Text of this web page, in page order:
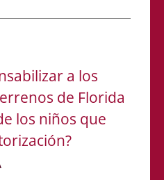
a los
de Florida
los niños que